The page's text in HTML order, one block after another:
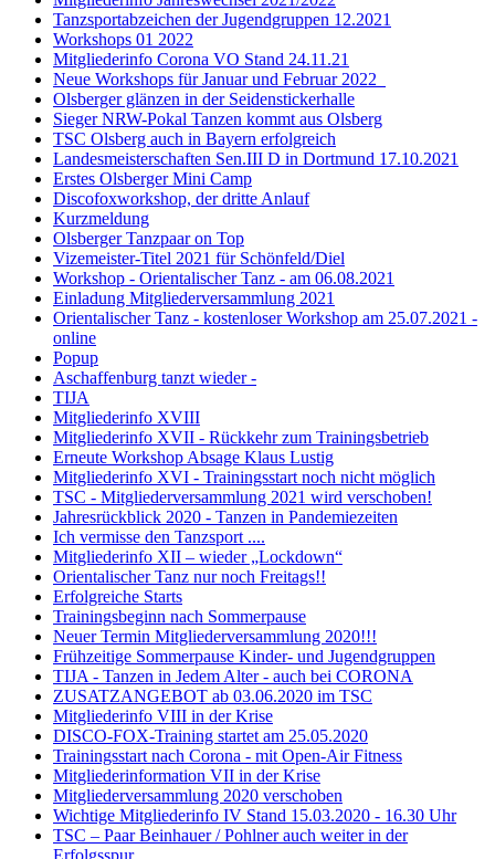
Tanzsportabzeichen der Jugendgruppen 12.2021
Workshops 01 2022
Mitgliederinfo Corona VO Stand 24.11.21
Neue Workshops für Januar und Februar 2022
Olsberger glänzen in der Seidenstickerhalle
Sieger NRW-Pokal Tanzen kommt aus Olsberg
TSC Olsberg auch in Bayern erfolgreich
Landesmeisterschaften Sen.III D in Dortmund 17.10.2021
Erstes Olsberger Mini Camp
Discofoxworkshop, der dritte Anlauf
Kurzmeldung
Olsberger Tanzpaar on Top
Vizemeister-Titel 2021 für Schönfeld/Diel
Workshop - Orientalischer Tanz - am 06.08.2021
Einladung Mitgliederversammlung 2021
Orientalischer Tanz - kostenloser Workshop am 25.07.2021 -
online
Popup
Aschaffenburg tanzt wieder -
TIJA
Mitgliederinfo XVIII
Mitgliederinfo XVII - Rückkehr zum Trainingsbetrieb
Erneute Workshop Absage Klaus Lustig
Mitgliederinfo XVI - Trainingsstart noch nicht möglich
TSC - Mitgliederversammlung 2021 wird verschoben!
Jahresrückblick 2020 - Tanzen in Pandemiezeiten
Ich vermisse den Tanzsport ....
Mitgliederinfo XII – wieder „Lockdown“
Orientalischer Tanz nur noch Freitags!!
Erfolgreiche Starts
Trainingsbeginn nach Sommerpause
Neuer Termin Mitgliederversammlung 2020!!!
Frühzeitige Sommerpause Kinder- und Jugendgruppen
TIJA - Tanzen in Jedem Alter - auch bei CORONA
ZUSATZANGEBOT ab 03.06.2020 im TSC
Mitgliederinfo VIII in der Krise
DISCO-FOX-Training startet am 25.05.2020
Trainingsstart nach Corona - mit Open-Air Fitness
Mitgliederinformation VII in der Krise
Mitgliederversammlung 2020 verschoben
Wichtige Mitgliederinfo IV Stand 15.03.2020 - 16.30 Uhr
TSC – Paar Beinhauer / Pohlner auch weiter in der
Erfolgsspur